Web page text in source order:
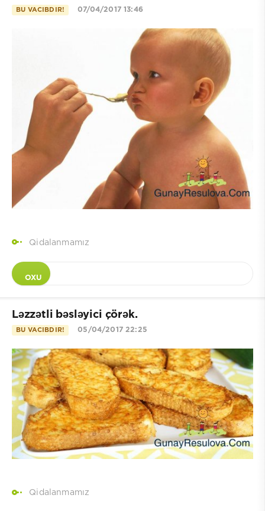
BU VACIBDIR! 07/04/2017 13:46
Qidalanmamız
OXU
Ləzzətli bəsləyici çörək.
BU VACIBDIR! 05/04/2017 22:25
Qidalanmamız